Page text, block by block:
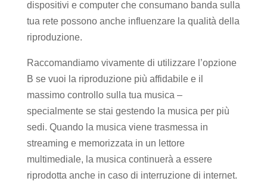
dispositivi e computer che consumano banda sulla
tua rete possono anche influenzare la qualità della
riproduzione.
Raccomandiamo vivamente di utilizzare l’opzione
B se vuoi la riproduzione più affidabile e il
massimo controllo sulla tua musica –
specialmente se stai gestendo la musica per più
sedi. Quando la musica viene trasmessa in
streaming e memorizzata in un lettore
multimediale, la musica continuerà a essere
riprodotta anche in caso di interruzione di internet.